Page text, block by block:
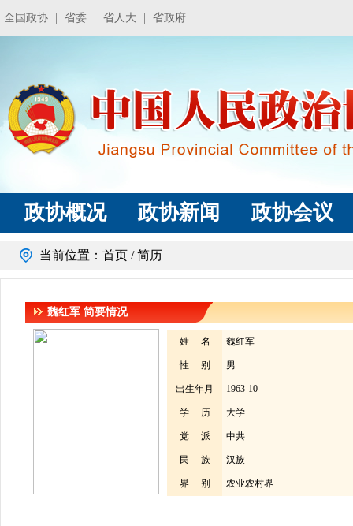
全国政协 省委 省人大 省政府
政协概况 政协新闻 政协会议
当前位置： 首页 / 简历
魏红军 简要情况
姓 名 魏红军
性 别 男
出生年月 1963-10
学 历 大学
党 派 中共
民 族 汉族
界 别 农业农村界